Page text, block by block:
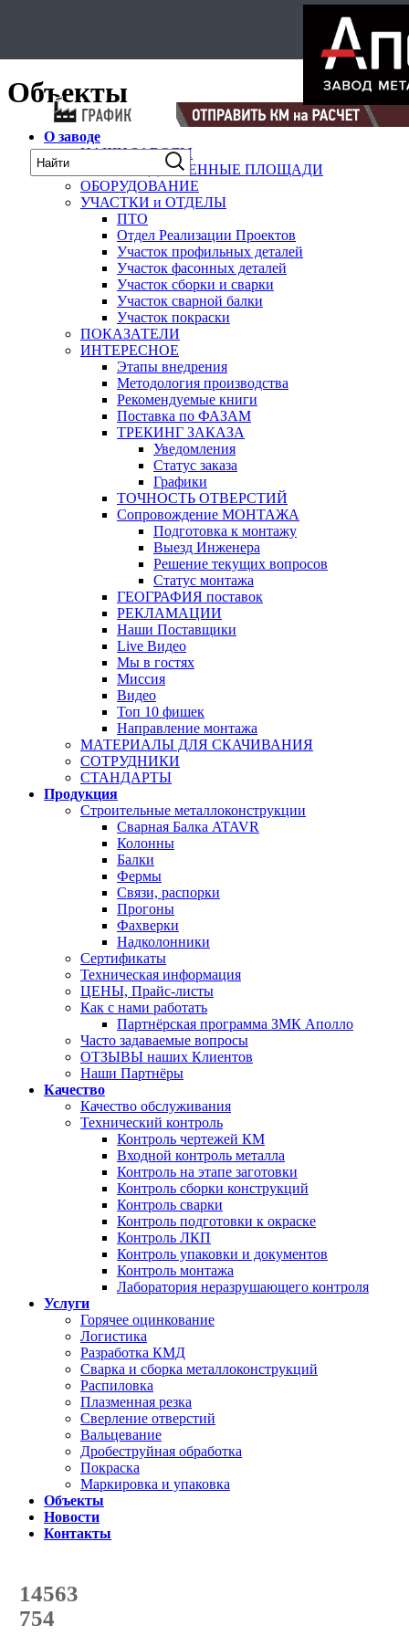
Объекты
О заводе
НАШИ ЗАВОДЫ
ПРОИЗВОДСТВЕННЫЕ ПЛОЩАДИ
ОБОРУДОВАНИЕ
УЧАСТКИ и ОТДЕЛЫ
ПТО
Отдел Реализации Проектов
Участок профильных деталей
Участок фасонных деталей
Участок сборки и сварки
Участок сварной балки
Участок покраски
ПОКАЗАТЕЛИ
ИНТЕРЕСНОЕ
Этапы внедрения
Методология производства
Рекомендуемые книги
Поставка по ФАЗАМ
ТРЕКИНГ ЗАКАЗА
Уведомления
Статус заказа
Графики
ТОЧНОСТЬ ОТВЕРСТИЙ
Сопровождение МОНТАЖА
Подготовка к монтажу
Выезд Инженера
Решение текущих вопросов
Статус монтажа
ГЕОГРАФИЯ поставок
РЕКЛАМАЦИИ
Наши Поставщики
Live Видео
Мы в гостях
Миссия
Видео
Топ 10 фишек
Направление монтажа
МАТЕРИАЛЫ ДЛЯ СКАЧИВАНИЯ
СОТРУДНИКИ
СТАНДАРТЫ
Продукция
Строительные металлоконструкции
Сварная Балка ATAVR
Колонны
Балки
Фермы
Связи, распорки
Прогоны
Фахверки
Надколонники
Сертификаты
Техническая информация
ЦЕНЫ, Прайс-листы
Как с нами работать
Партнёрская программа ЗМК Аполло
Часто задаваемые вопросы
ОТЗЫВЫ наших Клиентов
Наши Партнёры
Качество
Качество обслуживания
Технический контроль
Контроль чертежей КМ
Входной контроль металла
Контроль на этапе заготовки
Контроль сборки конструкций
Контроль сварки
Контроль подготовки к окраске
Контроль ЛКП
Контроль упаковки и документов
Контроль монтажа
Лаборатория неразрушающего контроля
Услуги
Горячее оцинкование
Логистика
Разработка КМД
Сварка и сборка металлоконструкций
Распиловка
Плазменная резка
Сверление отверстий
Вальцевание
Дробеструйная обработка
Покраска
Маркировка и упаковка
Объекты
Новости
Контакты
14563
с начала года
754
с начала месяца